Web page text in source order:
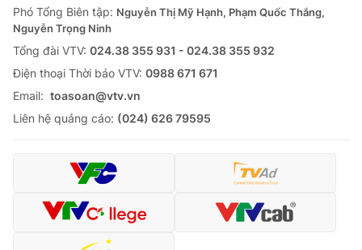
Phó Tổng Biên tập: Nguyễn Thị Mỹ Hạnh, Phạm Quốc Thắng,
Nguyễn Trọng Ninh
Tổng đài VTV: 024.38 355 931 - 024.38 355 932
Ðiện thoại Thời báo VTV: 0988 671 671
Email: toasoan@vtv.vn
Liên hệ quảng cáo: (024) 626 79595